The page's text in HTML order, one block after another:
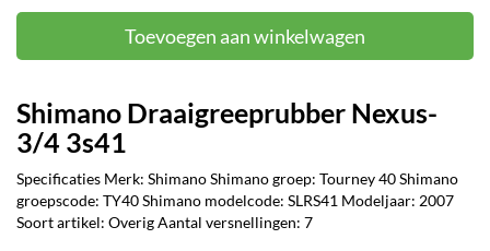
Toevoegen aan winkelwagen
Shimano Draaigreeprubber Nexus-
3/4 3s41
Specificaties Merk: Shimano Shimano groep: Tourney 40 Shimano
groepscode: TY40 Shimano modelcode: SLRS41 Modeljaar: 2007
Soort artikel: Overig Aantal versnellingen: 7